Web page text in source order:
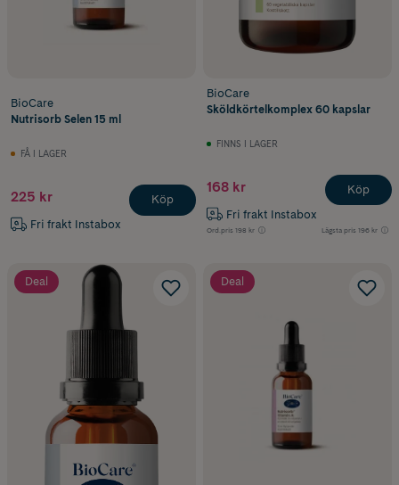
BioCare
Nutrisorb Selen 15 ml
FÅ I LAGER
225 kr
Fri frakt Instabox
Köp
BioCare
Sköldkörtelkomplex 60 kapslar
FINNS I LAGER
168 kr
Fri frakt Instabox
Ord.pris 198 kr Lägsta pris 196 kr
Köp
Deal Deal